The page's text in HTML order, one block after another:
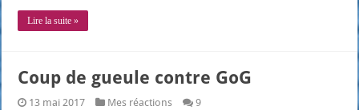
Lire la suite »
Coup de gueule contre GoG
13 mai 2017 Mes réactions 9